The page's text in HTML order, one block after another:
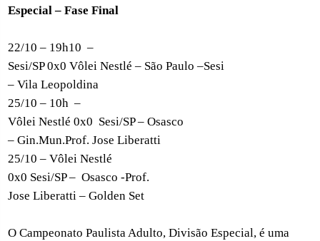
Especial – Fase Final
22/10 – 19h10 –
Sesi/SP 0x0 Vôlei Nestlé – São Paulo –Sesi
– Vila Leopoldina
25/10 – 10h –
Vôlei Nestlé 0x0 Sesi/SP – Osasco
– Gin.Mun.Prof. Jose Liberatti
25/10 – Vôlei Nestlé
0x0 Sesi/SP – Osasco -Prof.
Jose Liberatti – Golden Set
O Campeonato Paulista Adulto, Divisão Especial, é uma